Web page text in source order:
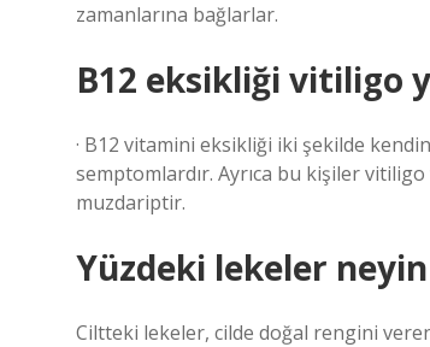
zamanlarına bağlarlar.
B12 eksikliği vitiligo
· B12 vitamini eksikliği iki şekilde
semptomlardır. Ayrıca bu kişiler vitiligo
muzdariptir.
Yüzdeki lekeler
Ciltteki lekeler, cilde doğal rengini